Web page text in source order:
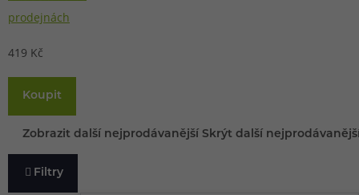
prodejnách
419 Kč
Koupit
Zobrazit další nejprodávanější Skrýt další
Filtry